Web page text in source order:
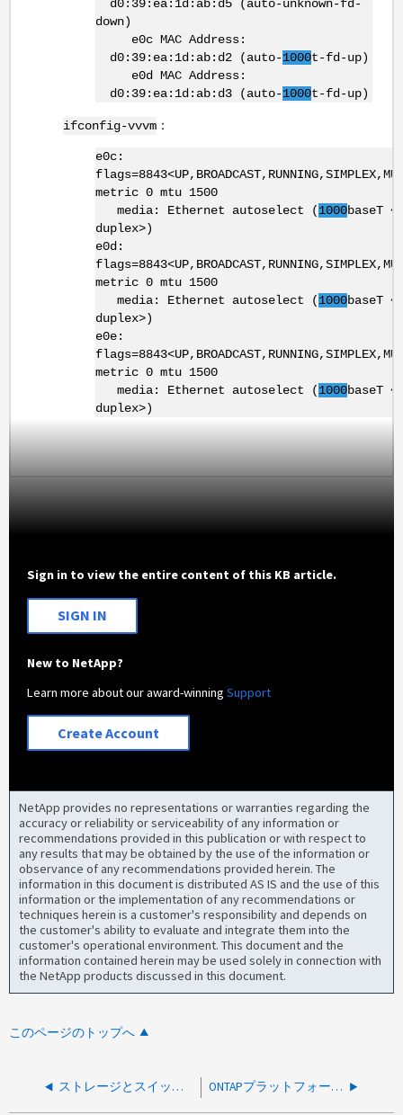
d0:39:ea:1d:ab:d5 (auto-unknown-fd-
down)
e0c MAC Address:
d0:39:ea:1d:ab:d2 (auto-1000t-fd-up)
e0d MAC Address:
d0:39:ea:1d:ab:d3 (auto-1000t-fd-up)
ifconfig-vvvm：
e0c:
metric 0 mtu 1500
media: Ethernet autoselect (1000baseT
duplex>)
e0d:
metric 0 mtu 1500
media: Ethernet autoselect (1000baseT
duplex>)
e0e:
metric 0 mtu 1500
media: Ethernet autoselect (1000baseT
duplex>)
Sign in to view the entire content of this KB article.
SIGN IN
New to NetApp?
Learn more about our award-winningSupport
Create Account
NetApp provides no representations or warranties regarding the
accuracy or reliability or serviceability of any information or
recommendations provided in this publication or with respect to
any results that may be obtained by the use of the information or
observance of any recommendations provided herein. The
information in this document is distributed AS IS and the use of this
information or the implementation of any recommendations or
techniques herein is a customer's responsibility and depends on
the customer's ability to evaluate and integrate them into the
customer's operational environment. This document and the
information contained herein may be used solely in connection with
the NetApp products discussed in this document.
このページのトップへ
ストレージとスイッチエンドで速度の互換性が異なるSFPが原因でポートが停止していると報告される ONTAPプラットフォームでライセンスを更新するためのマザーボード交換後のプロセス